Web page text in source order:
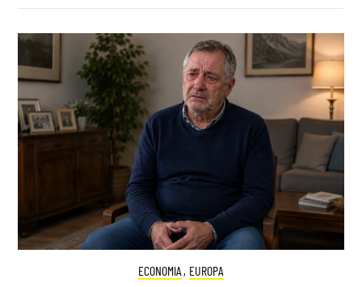
ECONOMIA , EUROPA